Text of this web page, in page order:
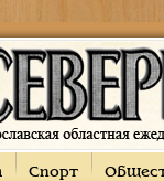
Спорт